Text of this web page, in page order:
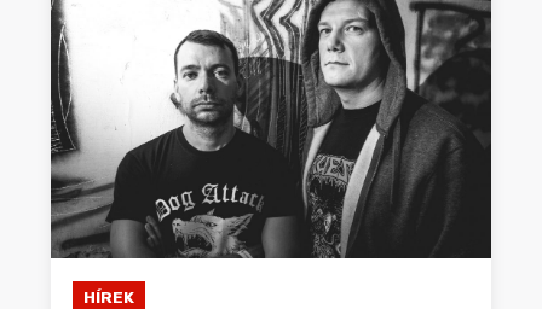
HÍREK